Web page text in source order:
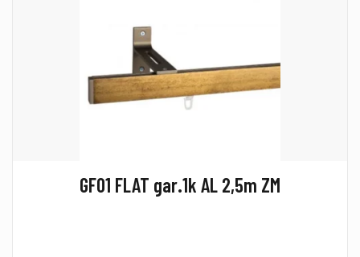
GF01 FLAT gar.1k AL 2,5m ZM